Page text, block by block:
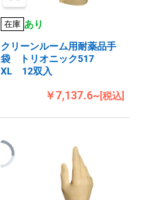
在庫 あり
クリーンルーム用耐薬品手
袋 トリオニック517
XL 12双入
￥7,137.6~[税込]